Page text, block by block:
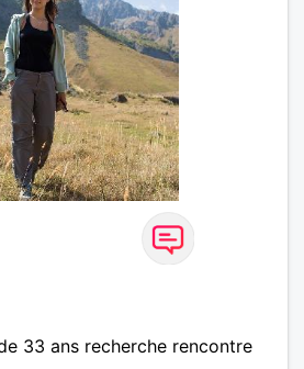
33 ans recherche rencontre